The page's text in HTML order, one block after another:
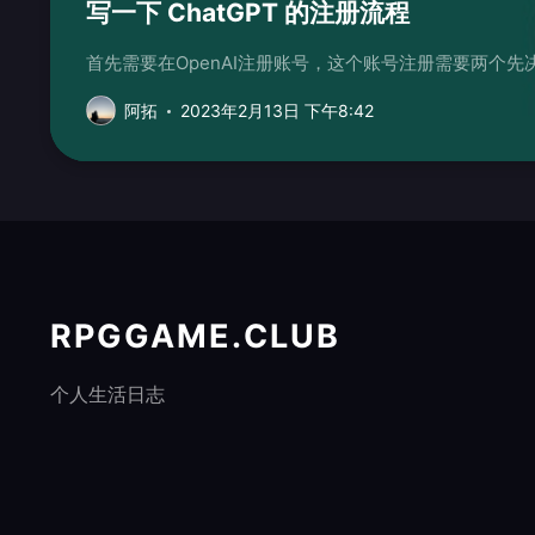
写一下 ChatGPT 的注册流程
阿拓 2023年2月13日 下午8:42
RPGGAME.CLUB
个人生活日志